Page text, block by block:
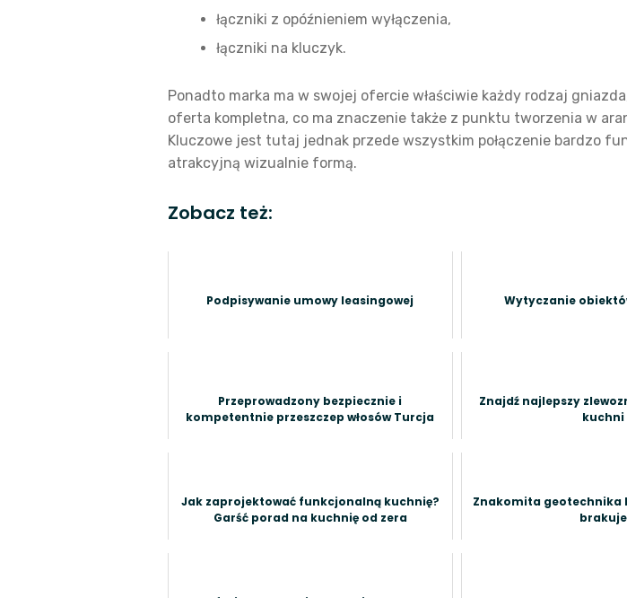
łączniki z opóźnieniem wyłączenia,
łączniki na kluczyk.
Ponadto marka ma w swojej ofercie właściwie każdy rodzaj
oferta kompletna, co ma znaczenie także z punktu tworzenia w
Kluczowe jest tutaj jednak przede wszystkim połączenie bardzo
atrakcyjną wizualnie formą.
Zobacz też:
Podpisywanie umowy leasingowej Wytyczanie
Przeprowadzony bezpiecznie i
kompetentnie przeszczep włosów Turcja
Znajdź najlepszy
kuchni
Jak zaprojektować funkcjonalną kuchnię?
Garść porad na kuchnię od zera
Znakomita geotechnika
brakuje